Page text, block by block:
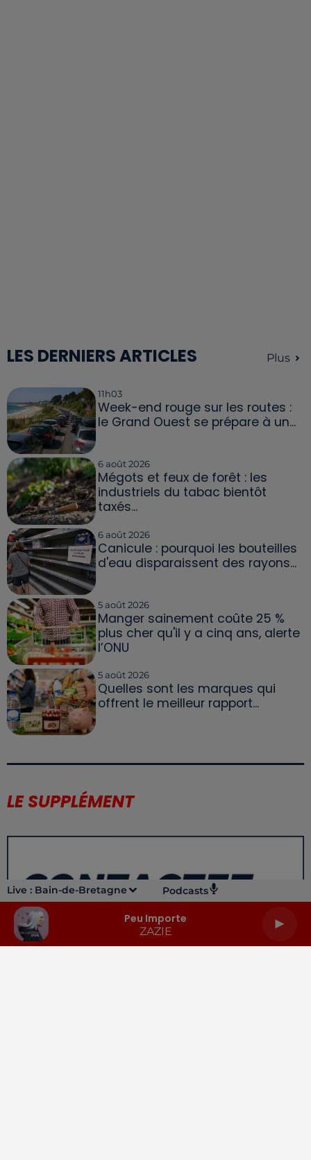
Live : Bain-de-Bretagne Podcasts
Peu Importe
ZAZIE
LES DERNIERS ARTICLES Plus
11h03
Week-end rouge sur les routes :
le Grand Ouest se prépare à un...
6 août 2026
Mégots et feux de forêt : les
industriels du tabac bientôt
taxés...
6 août 2026
Canicule : pourquoi les bouteilles
d'eau disparaissent des rayons...
5 août 2026
Manger sainement coûte 25 %
plus cher qu'il y a cinq ans, alerte
l’ONU
5 août 2026
Quelles sont les marques qui
offrent le meilleur rapport...
LE SUPPLÉMENT